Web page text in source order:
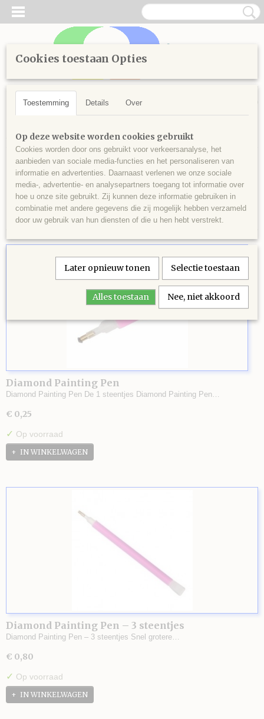
Inloggen Registreren
UW WINKELWAGEN
Home >Diamond Painting> Benodigdheden
Benodigdheden
Sorteer op:
Diamond Painting Pen
Diamond Painting Pen De 1 steentjes Diamond Painting Pen…
€ 0,25
✓ Op voorraad
IN WINKELWAGEN
Diamond Painting Pen – 3 steentjes
Diamond Painting Pen – 3 steentjes Snel grotere…
€ 0,80
✓ Op voorraad
IN WINKELWAGEN
Cookies toestaan Opties
Toestemming Details Over
Op deze website worden cookies gebruikt
Cookies worden door ons gebruikt voor verkeersanalyse, het
aanbieden van sociale media-functies en het personaliseren van
informatie en advertenties. Daarnaast verlenen we onze sociale
media-, advertentie- en analysepartners toegang tot informatie over
hoe u onze site gebruikt. Zij kunnen deze informatie gebruiken in
combinatie met andere gegevens die zij mogelijk hebben verzameld
door uw gebruik van hun diensten of die u hen hebt verstrekt.
Later opnieuw tonen Selectie toestaan
Alles toestaan Nee, niet akkoord